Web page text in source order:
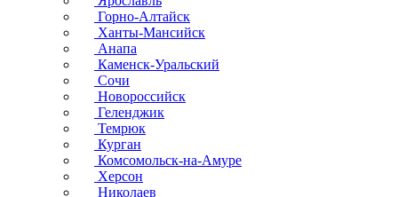
Горно-Алтайск
Ханты-Мансийск
Анапа
Каменск-Уральский
Сочи
Новороссийск
Геленджик
Темрюк
Курган
Комсомольск-на-Амуре
Херсон
Николаев